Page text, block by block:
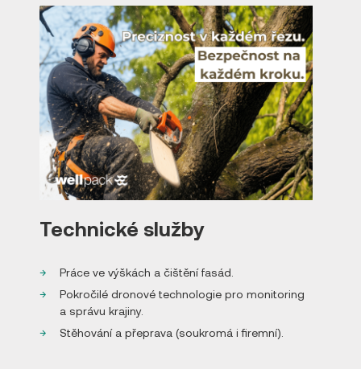
Technické služby
Práce ve výškách a čištění fasád.
Pokročilé dronové technologie pro monitoring
a správu krajiny.
Stěhování a přeprava (soukromá i firemní).